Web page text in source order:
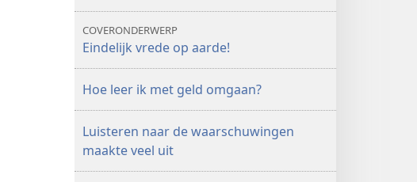
COVERONDERWERP
Eindelijk vrede op aarde!
Hoe leer ik met geld omgaan?
Luisteren naar de waarschuwingen
maakte veel uit